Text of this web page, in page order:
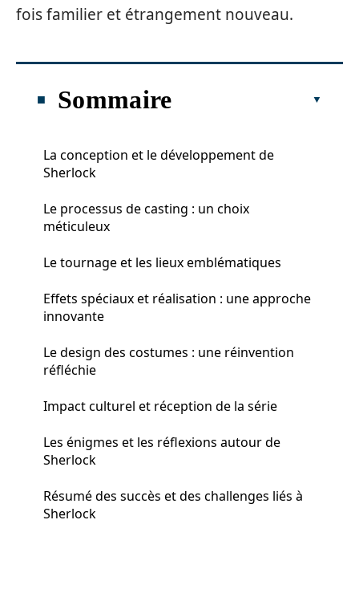
fois familier et étrangement nouveau.
Sommaire
La conception et le développement de
Sherlock
Le processus de casting : un choix
méticuleux
Le tournage et les lieux emblématiques
Effets spéciaux et réalisation : une approche
innovante
Le design des costumes : une réinvention
réfléchie
Impact culturel et réception de la série
Les énigmes et les réflexions autour de
Sherlock
Résumé des succès et des challenges liés à
Sherlock